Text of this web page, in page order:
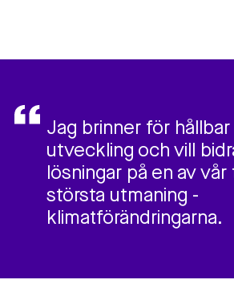
Jag brinner för hållbar
utveckling och vill
lösningar på en av vår
största utmaning -
klimatförändringarna.